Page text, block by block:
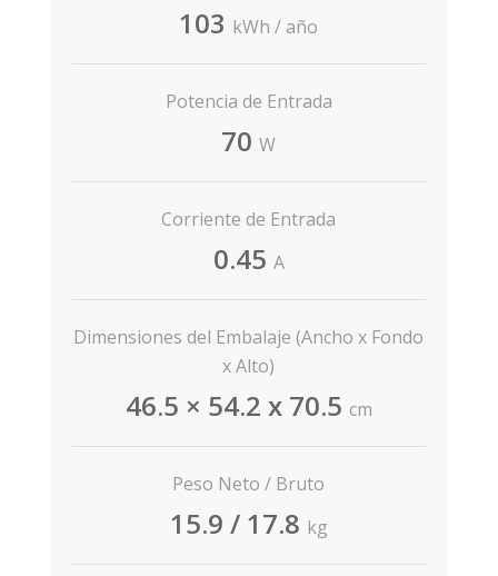
103 kWh / año
Potencia de Entrada
70 W
Corriente de Entrada
0.45 A
Dimensiones del Embalaje (Ancho x Fondo
x Alto)
46.5 × 54.2 x 70.5 cm
Peso Neto / Bruto
15.9 / 17.8 kg